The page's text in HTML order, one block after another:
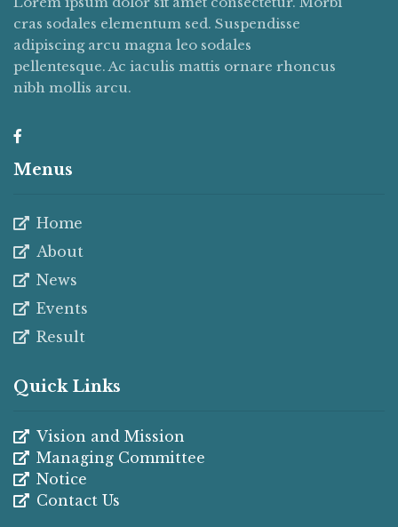
cras sodales elementum sed. Suspendisse
adipiscing arcu magna leo sodales
pellentesque. Ac iaculis mattis ornare rhoncus
nibh mollis arcu.
Menus
Home
About
News
Events
Result
Quick Links
Vision and Mission
Managing Committee
Notice
Contact Us